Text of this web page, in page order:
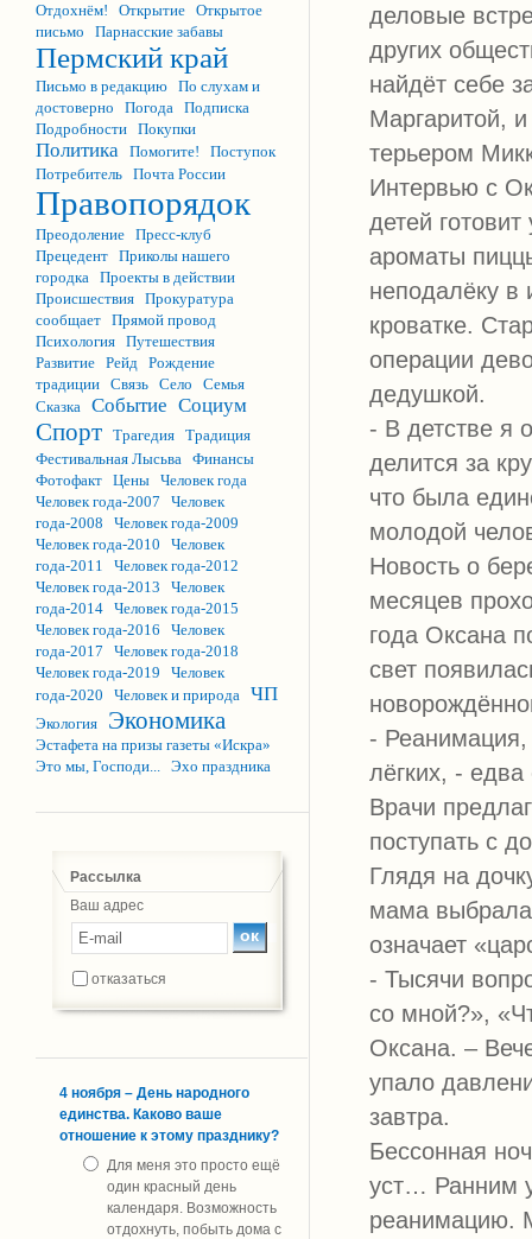
Отдохнём!
Открытие Открытое
письмо
Парнасские забавы
Пермский край
Письмо в редакцию По слухам и
достоверно
Погода Подписка
Подробности Покупки
Политика Помогите!
Поступок
Потребитель Почта России
Правопорядок
Преодоление Пресс-клуб
Прецедент Приколы нашего
городка Проекты в действии
Происшествия Прокуратура
сообщает Прямой провод
Психология Путешествия
Развитие Рейд Рождение
традиции Связь Село
Семья
Сказка Событие Социум
Спорт Трагедия Традиция
Фестивальная Лысьва Финансы
Фотофакт Цены Человек года
Человек года-2007
Человек
года-2008
Человек года-2009
Человек года-2010
Человек
года-2011
Человек года-2012
Человек года-2013
Человек
года-2014 Человек года-2015
Человек года-2016
Человек
года-2017
Человек года-2018
Человек года-2019
Человек
года-2020
Человек и природа ЧП
Экология Экономика
Эстафета на призы газеты «Искра»
Это мы, Господи... Эхо праздника
Рассылка
Ваш адрес
отказаться
4 ноября – День народного
единства. Каково ваше
отношение к этому празднику?
Для меня это просто ещё
один красный день
календаря. Возможность
отдохнуть, побыть дома с
деловые
других
найдёт себе
Маргаритой,
терьером
Интервью с
детей
ароматы
неподалёку в
кроватке.
операции
дедушкой.
- В детстве я
делится за
что была
молодой
Новость о
месяцев
года Оксана
свет
- Реанимация,
лёгких, -
Врачи
поступать с
Глядя на
мама выбрала
означает
- Тысячи
со мной?»,
Оксана. –
упало
завтра.
Бессонная
уст… Ранним
реанимацию.